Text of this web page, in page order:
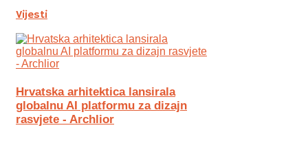
Vijesti
Hrvatska arhitektica lansirala
globalnu AI platformu za dizajn
rasvjete - Archlior